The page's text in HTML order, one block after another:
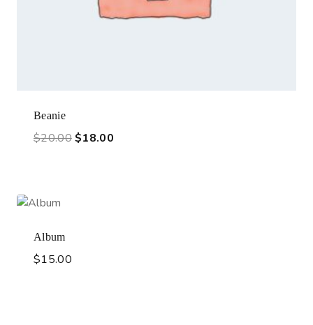
Beanie
$20.00$18.00
Album
$15.00